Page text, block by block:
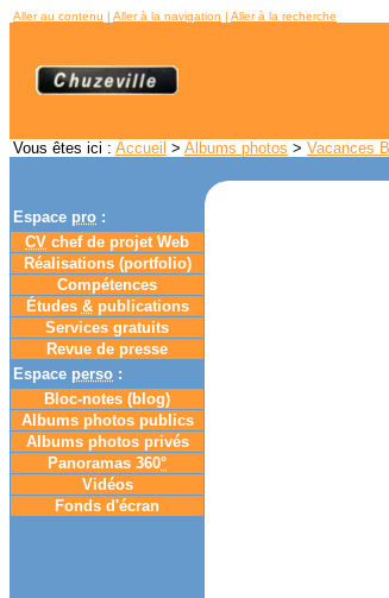
Aller au contenu | Aller à la navigation | Aller à la recherche
Vous êtes ici : Accueil > Albums photos > Vacances
Espace pro :
CV chef de projet Web
Réalisations (portfolio)
Compétences
Études &publications
Services gratuits
Revue de presse
Espace perso :
Bloc-notes (blog)
Albums photos publics
Albums photos privés
Panoramas 360°
Vidéos
Fonds d'écran